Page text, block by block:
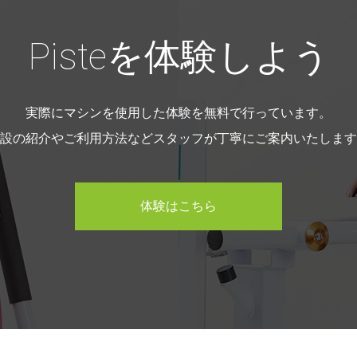
Pisteを体験しよう
実際にマシンを使用した体験を無料で行っています。
の紹介やご利用方法などスタッフが丁寧にご案内いたしま
体験はこちら